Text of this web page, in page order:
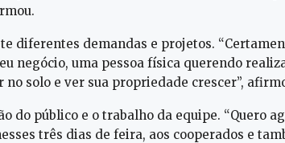
diferentes demandas e projetos.
negócio, uma pessoa física querendo
solo e ver sua propriedade crescer”,
do público e o trabalho da equipe. “Quero
três dias de feira, aos cooperados e